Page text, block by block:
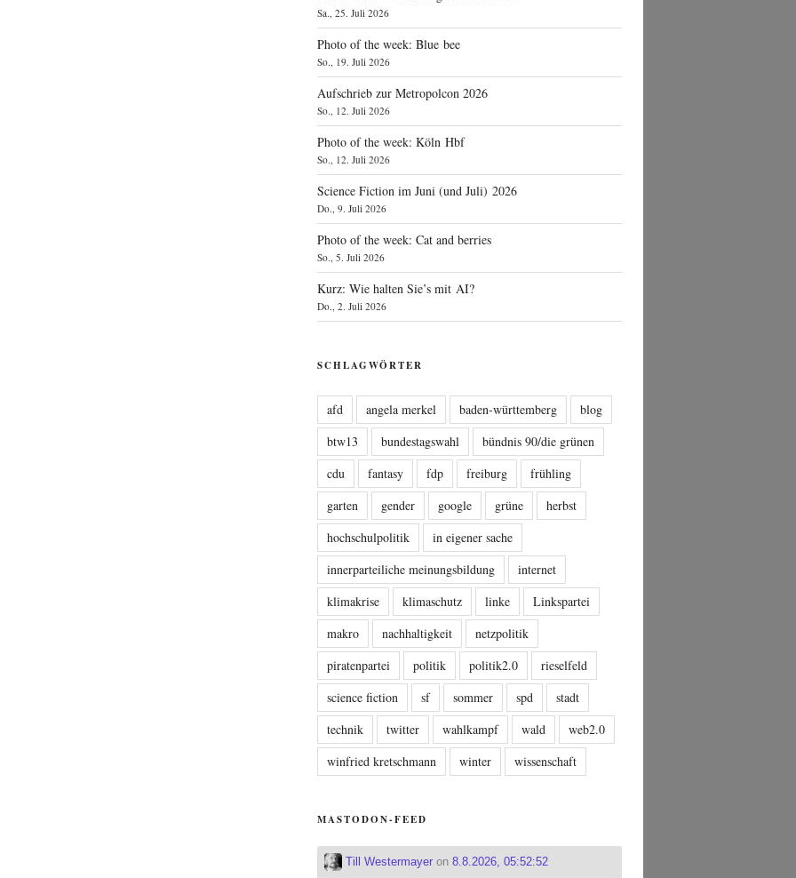
Sa., 25. Juli 2026
Photo of the week: Blue bee
So., 19. Juli 2026
Aufschrieb zur Metropolcon 2026
So., 12. Juli 2026
Photo of the week: Köln Hbf
So., 12. Juli 2026
Science Fiction im Juni (und Juli) 2026
Do., 9. Juli 2026
Photo of the week: Cat and berries
So., 5. Juli 2026
Kurz: Wie halten Sie’s mit AI?
Do., 2. Juli 2026
SCHLAGWÖRTER
afd angela merkel baden-württemberg
blog
btw13
bundestagswahl
bündnis 90/die grünen
cdu
fantasy fdp freiburg
frühling
garten
gender google grüne
herbst
hochschulpolitik
in eigener sache
innerparteiliche meinungsbildung
internet
klimakrise
klimaschutz linke
Linkspartei
makro
nachhaltigkeit
netzpolitik
piratenpartei
politik politik2.0
rieselfeld
science fiction
sf sommer spd
stadt
technik
twitter wahlkampf wald
web2.0
winfried kretschmann
winter wissenschaft
MASTODON-FEED
Till Westermayer on8.8.2026, 05:52:52